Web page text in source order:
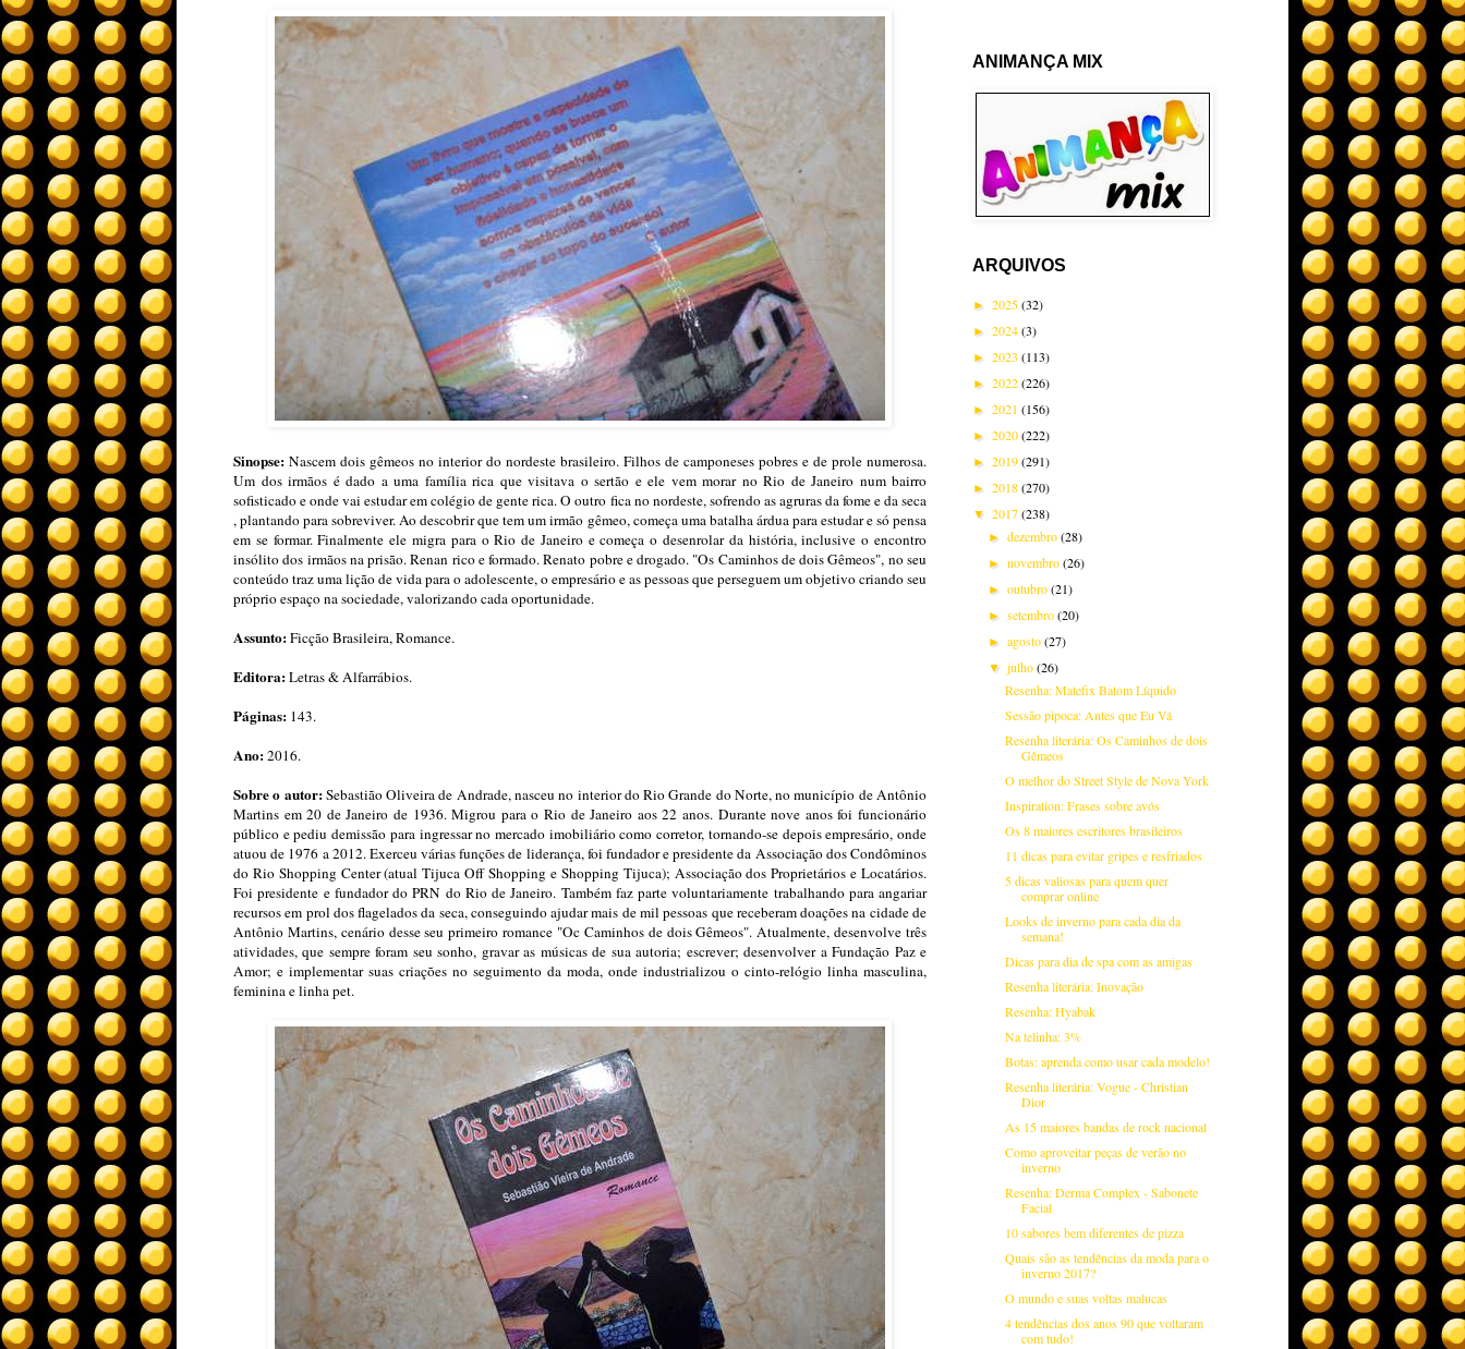
Sinopse: Nascem dois gêmeos no interior do nordeste brasileiro. Filhos de camponeses pobres e de prole numerosa.
Um dos irmãos é dado a uma família rica que visitava o sertão e ele vem morar no Rio de Janeiro num bairro
sofisticado e onde vai estudar em colégio de gente rica. O outro fica no nordeste, sofrendo as agruras da fome e da seca
, plantando para sobreviver. Ao descobrir que tem um irmão gêmeo, começa uma batalha árdua para estudar e só pensa
em se formar. Finalmente ele migra para o Rio de Janeiro e começa o desenrolar da história, inclusive o encontro
insólito dos irmãos na prisão. Renan rico e formado. Renato pobre e drogado. "Os Caminhos de dois Gêmeos", no seu
conteúdo traz uma lição de vida para o adolescente, o empresário e as pessoas que perseguem um objetivo criando seu
próprio espaço na sociedade, valorizando cada oportunidade.
Assunto:Ficção Brasileira, Romance.
Editora:Letras & Alfarrábios.
Páginas: 143.
Ano:2016.
Sobre o autor:Sebastião Oliveira de Andrade, nasceu no interior do Rio Grande do Norte, no município de Antônio
Martins em 20 de Janeiro de 1936. Migrou para o Rio de Janeiro aos 22 anos. Durante nove anos foi funcionário
público e pediu demissão para ingressar no mercado imobiliário como corretor, tornando-se depois empresário, onde
atuou de 1976 a 2012. Exerceu várias funções de liderança, foi fundador e presidente da Associação dos Condôminos
do Rio Shopping Center (atual Tijuca Off Shopping e Shopping Tijuca); Associação dos Proprietários e Locatários.
Foi presidente e fundador do PRN do Rio de Janeiro. Também faz parte voluntariamente trabalhando para angariar
recursos em prol dos flagelados da seca, conseguindo ajudar mais de mil pessoas que receberam doações na cidade de
Antônio Martins, cenário desse seu primeiro romance "Oc Caminhos de dois Gêmeos". Atualmente, desenvolve três
atividades, que sempre foram seu sonho, gravar as músicas de sua autoria; escrever; desenvolver a Fundação Paz e
Amor; e implementar suas criações no seguimento da moda, onde industrializou o cinto-relógio linha masculina,
feminina e linha pet.
ANIMANÇA MIX
ARQUIVOS
► 2025(32)
► 2024(3)
► 2023 (113)
► 2022(226)
► 2021 (156)
► 2020(222)
► 2019(291)
► 2018(270)
▼ 2017(238)
►dezembro(28)
►novembro(26)
►outubro(21)
►setembro(20)
►agosto(27)
▼julho(26)
Resenha: Matefix Batom Líquido
Sessão pipoca: Antes que Eu Vá
Resenha literária: Os Caminhos de dois
Gêmeos
O melhor do Street Style de Nova York
Inspiration: Frases sobre avós
Os 8 maiores escritores brasileiros
11 dicas para evitar gripes e resfriados
5 dicas valiosas para quem quer
comprar online
Looks de inverno para cada dia da
semana!
Dicas para dia de spa com as amigas
Resenha literária: Inovação
Resenha: Hyabak
Na telinha: 3%
Botas: aprenda como usar cada modelo!
Resenha literária: Vogue - Christian
Dior
As 15 maiores bandas de rock nacional
Como aproveitar peças de verão no
inverno
Resenha: Derma Complex - Sabonete
Facial
10 sabores bem diferentes de pizza
Quais são as tendências da moda para o
inverno 2017?
O mundo e suas voltas malucas
4 tendências dos anos 90 que voltaram
com tudo!